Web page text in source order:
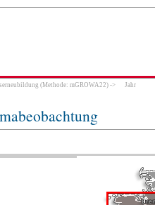
(Methode: mGROWA22)-> Jahr